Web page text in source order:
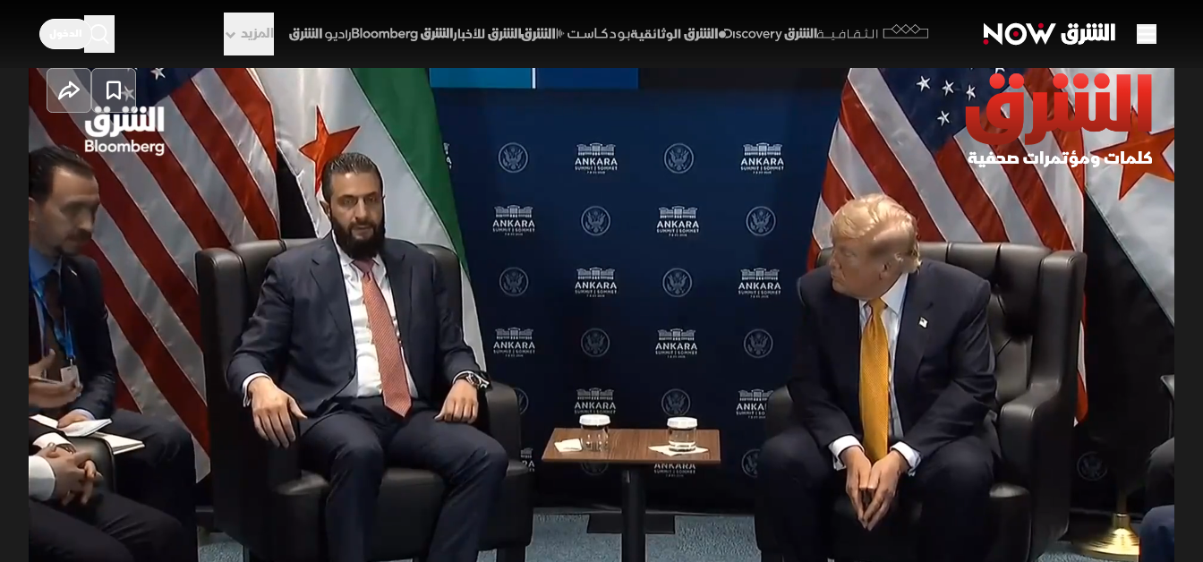
الثقافية
المزيد
ترمب: دعم إسرائيل مستمر.. وقرارات جديدة بشأن
سوريا وإيران
08 يوليو 2026
الكلمات والمؤتمرات الصحفية
قال الرئيس الأميركي دونالد ترمب خلال اجتماع مع نظيره السوري في أنقرة إن بلاده تدرس رفع سوريا من
قائمة الدول الراعية للإرهاب، مشيدا بأداء الرئيس السوري في إدارة البلاد، ومؤكدا استمرار دعم إسرائيل، إلى
جانب استبعاد إرسال قوات برية إلى إيران والتأكيد على دور واشنطن في التعامل مع ملف اليورانيوم الإيراني.
دونالد ترمب